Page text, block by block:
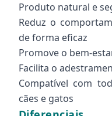
Produto natural e
Reduz o
de forma eficaz
Promove o bem-
Facilita o
Compatível com
cães e gatos